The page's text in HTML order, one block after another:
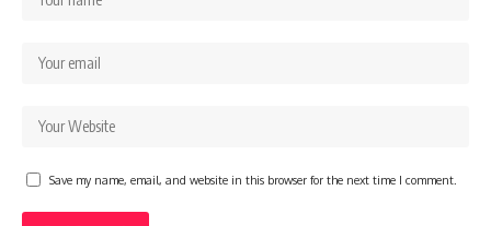
Save my name, email, and website in this browser for the next time I comment.